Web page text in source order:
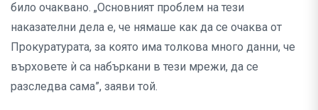
било очаквано. „Основният проблем на тези
наказателни дела е, че нямаше как да се очаква от
Прокуратурата, за която има толкова много данни, че
върховете ѝ са набъркани в тези мрежи, да се
разследва сама”, заяви той.